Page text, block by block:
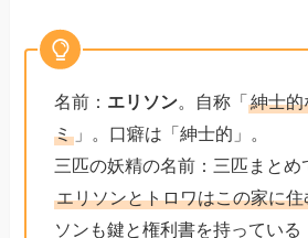
名前： エリソン。自称「紳士的
ミ」。口癖は「紳士的」。
三匹の妖精の名前：三匹まとめ
エリソンとトロワはこの家に住
ソンも鍵と権利書を持っている